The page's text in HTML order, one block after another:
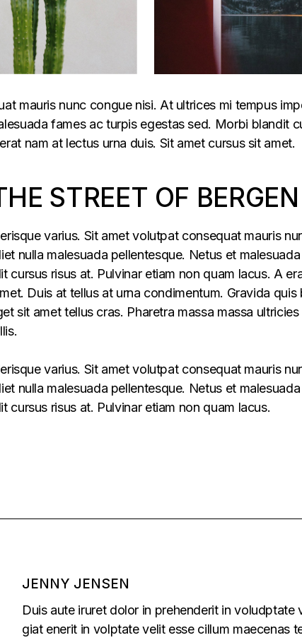
mauris nunc congue nisi. At ultrices mi tempus
fames ac turpis egestas sed. Morbi blandit
nam at lectus urna duis. Sit amet cursus sit amet.
STREET OF BERGEN
varius. Sit amet volutpat consequat mauris
nulla malesuada pellentesque. Netus et
cursus risus at. Pulvinar etiam non quam lacus. A
Duis at tellus at urna condimentum. Gravida
sit amet tellus cras. Pharetra massa massa
varius. Sit amet volutpat consequat mauris
nulla malesuada pellentesque. Netus et
cursus risus at. Pulvinar etiam non quam lacus.
JENNY JENSEN
Duis aute iruret dolor in prehenderit in voludptate
giat enerit in volptate velit esse cillum maecenas